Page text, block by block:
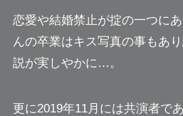
恋愛や結婚禁止が掟の一つに
んの卒業はキス写真の事もあ
説が実しやかに…。
更に2019年11月には共演者で